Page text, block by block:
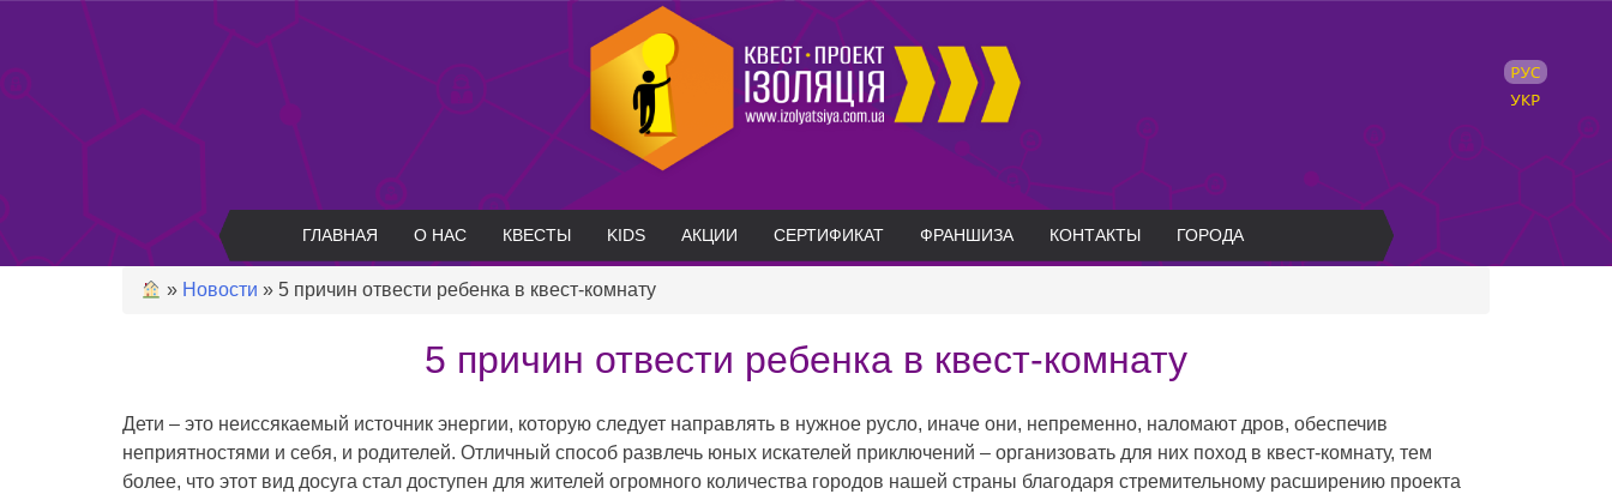
ГЛАВНАЯ О НАС КВЕСТЫ KIDS АКЦИИ СЕРТИФИКАТ ФРАНШИЗА КОНТАКТЫ ГОРОДА
» Новости » 5 причин отвести ребенка в квест-комнату
5 причин отвести ребенка в квест-комнату
Дети – это неиссякаемый источник энергии, которую следует направлять в нужное русло, иначе они, непременно, наломают дров, обеспечив
неприятностями и себя, и родителей. Отличный способ развлечь юных искателей приключений – организовать для них поход в квест-комнату, тем
более, что этот вид досуга стал доступен для жителей огромного количества городов нашей страны благодаря стремительному расширению проекта